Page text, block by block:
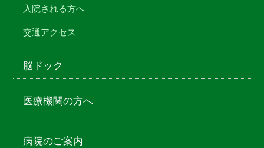
入院される方へ
交通アクセス
脳ドック
医療機関の方へ
病院のご案内